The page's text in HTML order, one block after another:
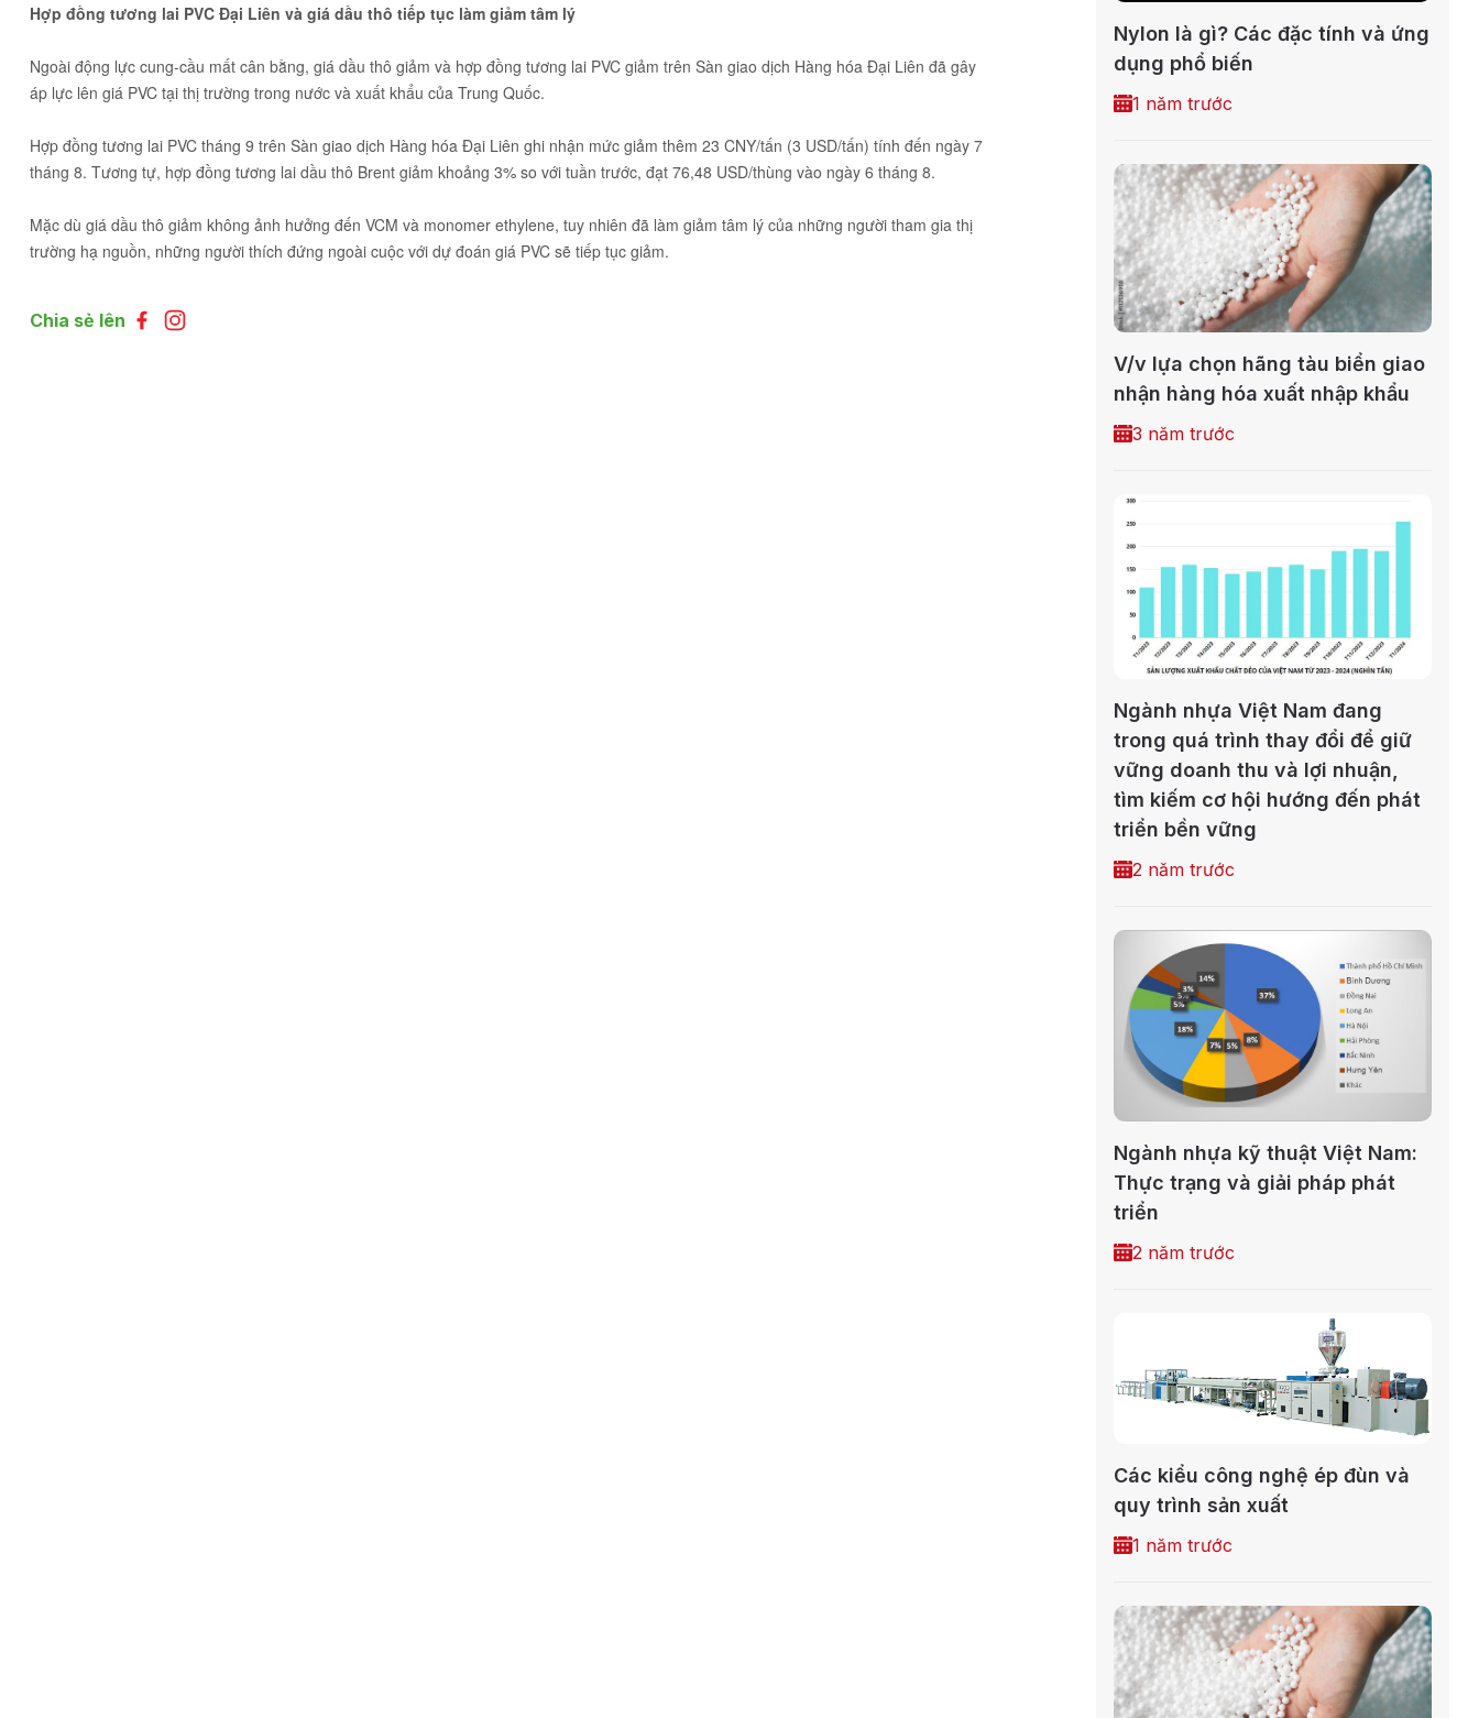
Hợp đồng tương lai PVC Đại Liên và giá dầu thô tiếp tục làm giảm tâm lý
Ngoài động lực cung-cầu mất cân bằng, giá dầu thô giảm và hợp đồng tương lai PVC giảm trên Sàn giao dịch Hàng hóa Đại Liên đã gây
áp lực lên giá PVC tại thị trường trong nước và xuất khẩu của Trung Quốc.
Hợp đồng tương lai PVC tháng 9 trên Sàn giao dịch Hàng hóa Đại Liên ghi nhận mức giảm thêm 23 CNY/tấn (3 USD/tấn) tính đến ngày 7
tháng 8. Tương tự, hợp đồng tương lai dầu thô Brent giảm khoảng 3% so với tuần trước, đạt 76,48 USD/thùng vào ngày 6 tháng 8.
Mặc dù giá dầu thô giảm không ảnh hưởng đến VCM và monomer ethylene, tuy nhiên đã làm giảm tâm lý của những người tham gia thị
trường hạ nguồn, những người thích đứng ngoài cuộc với dự đoán giá PVC sẽ tiếp tục giảm.
Chia sẻ lên
Nylon là gì? Các đặc tính và ứng
dụng phổ biến
1 năm trước
V/v lựa chọn hãng tàu biển giao
nhận hàng hóa xuất nhập khẩu
3 năm trước
Ngành nhựa Việt Nam đang
trong quá trình thay đổi để giữ
vững doanh thu và lợi nhuận,
tìm kiếm cơ hội hướng đến phát
triển bền vững
2 năm trước
Ngành nhựa kỹ thuật Việt Nam:
Thực trạng và giải pháp phát
triển
2 năm trước
Các kiểu công nghệ ép đùn và
quy trình sản xuất
1 năm trước